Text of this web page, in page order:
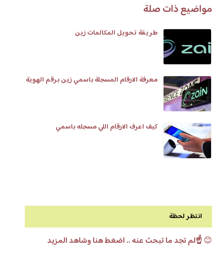
مواضيع ذات صلة
طريقة تحويل المكالمات زين
معرفة الارقام المسجلة باسمي زين برقم الهوية
كيف اعرف الارقام اللي مسجله باسمي
انتظر لحظة
😊☝️لم تجد ما تبحث عنه .. اضغط هنا وشاهد المزيد